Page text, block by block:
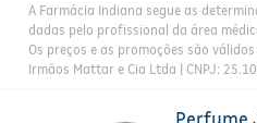
Perfume
A Farmácia Indiana segue as
dadas pelo profissional da área
Os preços e as promoções são
Irmãos Mattar e Cia Ltda | CNPJ: